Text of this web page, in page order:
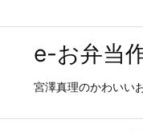
e-お弁当
宮澤真理のかわいい